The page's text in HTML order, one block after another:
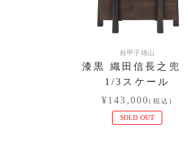
鈴甲子雄山
漆黒 織田信長之兜
1/3スケール
¥143,000(税込)
SOLD OUT